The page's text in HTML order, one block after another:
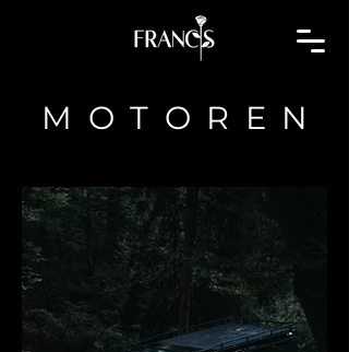
MOTORE N